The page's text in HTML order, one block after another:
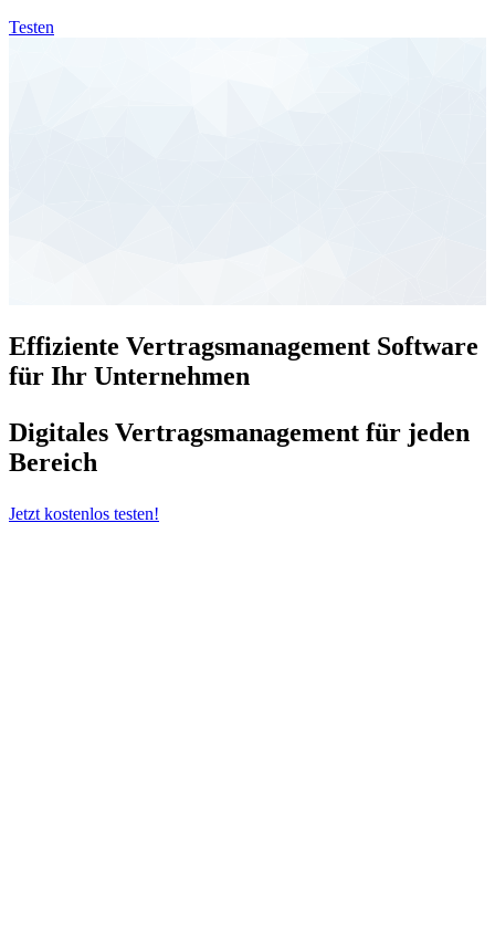
Testen
Effiziente Vertragsmanagement Software
für Ihr Unternehmen
Digitales Vertragsmanagement für jeden
Bereich
Jetzt kostenlos testen!